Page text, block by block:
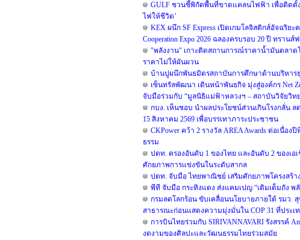
GULF ชวนชี้พิกัดพื้นที่ขาดแคลนไฟฟ้า เพื่อติดตั้งโ
ไฟให้ชีวิต’
KEX ผนึก SF Express เปิดเกมโลจิสติกส์อัจฉริย
Cooperation Expo 2026 ฉลองครบรอบ 20 ปี ทรานส์
"พลังงาน" เกาะติดสถานการณ์ราคาน้ำมันตลา
ราคาไม่ให้ผันผวน
บ้านปูผนึกพันธมิตรสถาบันการศึกษาด้านบริหา
เซ็นทรัลพัฒนา เดินหน้าพันธกิจ มุ่งสู่องค์กร Net
จับมือร่วมกับ “มูลนิธิแม่ฟ้าหลวงฯ – สถาบันวิจัยวิท
กบง. เห็นชอบ นำผลประโยชน์ส่วนเกินโรงกลั่น
15 สิงหาคม 2569 เพื่อบรรเทาภาระประชาชน
CKPower คว้า 2 รางวัล AREA Awards ต่อเนื่
ธรรม
ปตท. ครองอันดับ 1 ของไทย และอันดับ 2 ของเอเ
ศักยภาพการแข่งขันในระดับสากล
ปตท. จับมือ ไทยพาณิชย์ เสริมศักยภาพโครงสร้
พีที จับมือ กระทิงแดง ส่งแคมเปญ “เติมเต็มถัง
กรมลดโลกร้อน ขับเคลื่อนนโยบายภายใต้ รมว.
สาธารณะก่อนแสดงความมุ่งมั่นใน COP 31 ที่ประเ
การบินไทยร่วมกับ SIRIVANNAVARI รังสรรค์
งดงามของศิลปะและวัฒนธรรมไทยร่วมสมัย